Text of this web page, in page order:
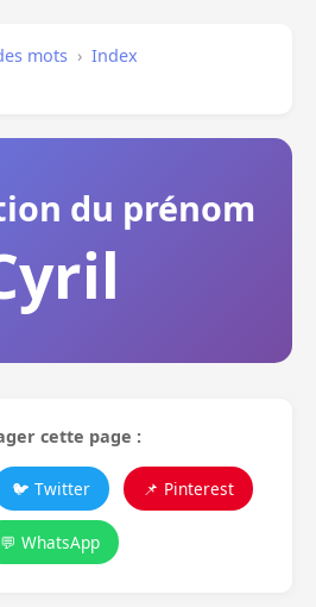
mots › Index
du prénom
cette page :
🐦 Twitter 📌 Pinterest
💬 WhatsApp